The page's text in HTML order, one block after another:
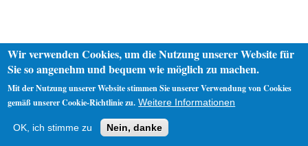
Impressum
Wir verwenden Cookies, um die Nutzung unserer Website für
Sie so angenehm und bequem wie möglich zu machen.
Mit der Nutzung unserer Website stimmen Sie unserer Verwendung von Cookies
gemäß unserer Cookie-Richtlinie zu. Weitere Informationen
OK, ich stimme zu Nein, danke